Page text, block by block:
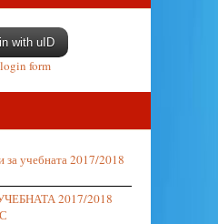
with uID
form
за учебната 2017/2018
2017/2018